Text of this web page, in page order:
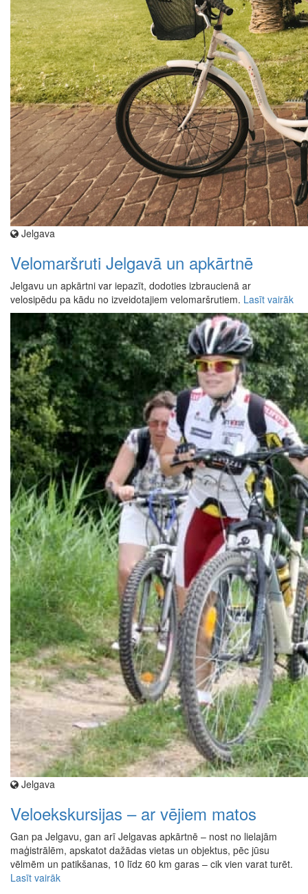
Jelgava
Velomaršruti Jelgavā un apkārtnē
Jelgavu un apkārtni var iepazīt, dodoties izbraucienā ar
velosipēdu pa kādu no izveidotajiem velomaršrutiem. Lasīt vairāk
Jelgava
Veloekskursijas – ar vējiem matos
Gan pa Jelgavu, gan arī Jelgavas apkārtnē – nost no lielajām
maģistrālēm, apskatot dažādas vietas un objektus, pēc jūsu
vēlmēm un patikšanas, 10 līdz 60 km garas – cik vien varat turēt.
Lasīt vairāk